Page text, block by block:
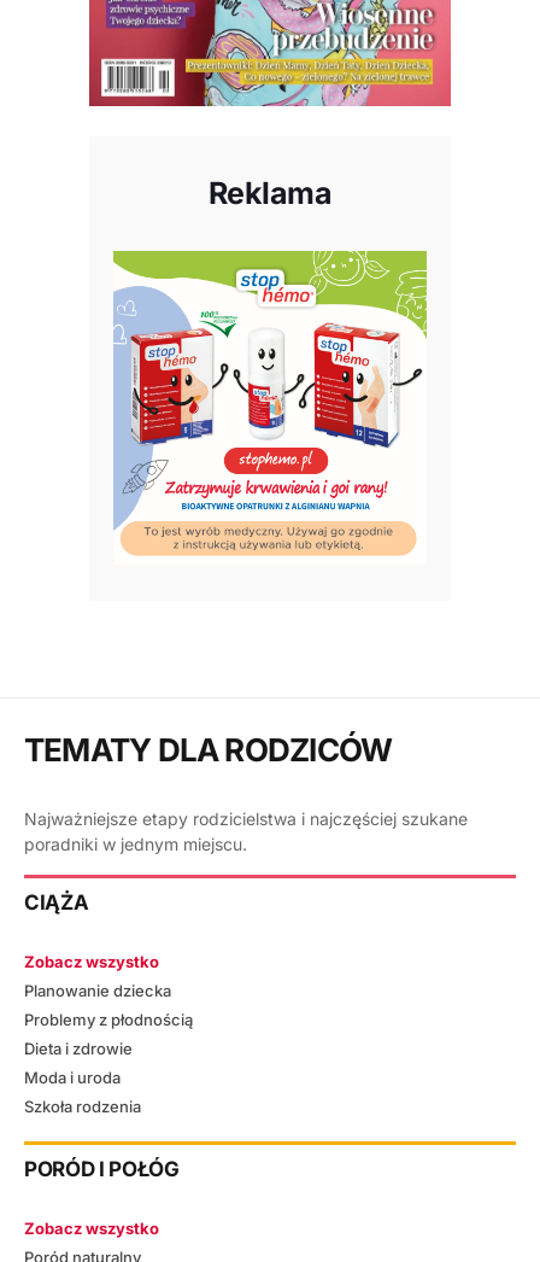
Reklama
TEMATY DLA RODZICÓW
Najważniejsze etapy rodzicielstwa i najczęściej szukane
poradniki w jednym miejscu.
CIĄŻA
Zobacz wszystko
Planowanie dziecka
Problemy z płodnością
Dieta i zdrowie
Moda i uroda
Szkoła rodzenia
PORÓD I POŁÓG
Zobacz wszystko
Poród naturalny